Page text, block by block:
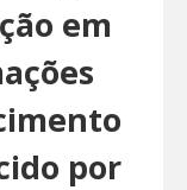
em
por